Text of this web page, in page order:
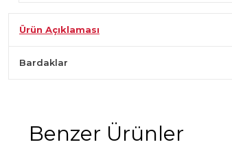
Ürün Açıklaması
Bardaklar
Benzer Ürünler